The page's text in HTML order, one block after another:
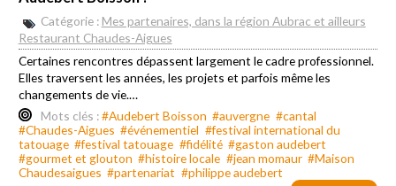
Catégorie : Mes partenaires, dans la région Aubrac et ailleurs
Restaurant Chaudes-Aigues
Certaines rencontres dépassent largement le cadre professionnel.
Elles traversent les années, les projets et parfois même les
changements de vie.…
Mots clés :#Audebert Boisson #auvergne #cantal
#Chaudes-Aigues #événementiel #festival international du
tatouage #festival tatouage #fidélité #gaston audebert
#gourmet et glouton #histoire locale #jean momaur #Maison
Chaudesaigues #partenariat #philippe audebert